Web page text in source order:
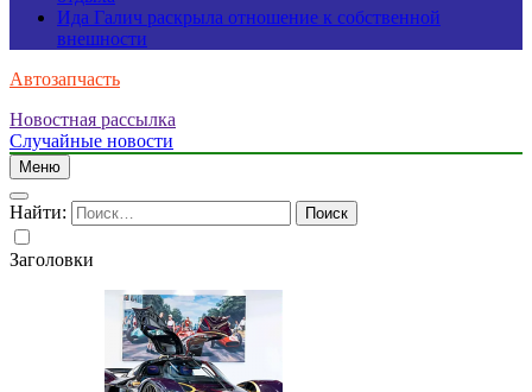
Ида Галич раскрыла отношение к собственной
внешности
Автозапчасть
Новостная рассылка
Случайные новости
Меню
Найти:
Заголовки